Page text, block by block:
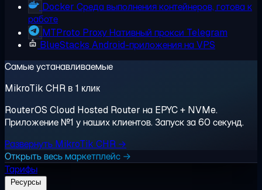
Docker Среда выполнения контейнеров, готова к
работе
MTProto ProxyНативный прокси Telegram
BlueStacks Android-приложения на VPS
Самые устанавливаемые
MikroTik CHR в 1 клик
RouterOS Cloud Hosted Router на EPYC + NVMe.
Приложение №1 у наших клиентов. Запуск за 60 секунд.
Развернуть MikroTik CHR →
Открыть весь маркетплейс →
Тарифы